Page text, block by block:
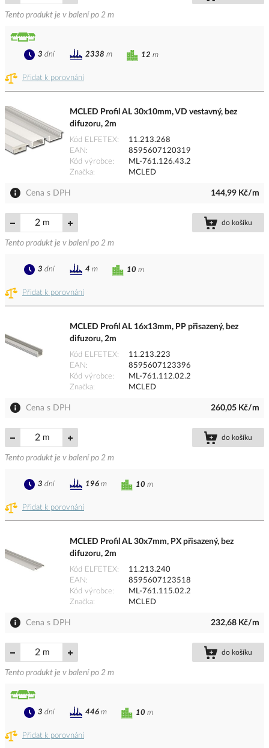
Tento produkt je v balení po 2 m
Přidat k porovnání
12 m
3 dní 2338 m
MCLED Profil AL 30x10mm, VD vestavný, bez
difuzoru, 2m
Kód ELFETEX
11.213.268
EAN
8595607120319
Kód výrobce
ML-761.126.43.2
Značka
MCLED
Cena s DPH 144,99 Kč/m
m do košíku
Tento produkt je v balení po 2 m
Přidat k porovnání
10 m
3 dní 4 m
MCLED Profil AL 16x13mm, PP přisazený, bez
difuzoru, 2m
Kód ELFETEX
11.213.223
EAN
8595607123396
Kód výrobce
ML-761.112.02.2
Značka
MCLED
Cena s DPH 260,05 Kč/m
m do košíku
Tento produkt je v balení po 2 m
Přidat k porovnání
10 m
3 dní 196 m
MCLED Profil AL 30x7mm, PX přisazený, bez
difuzoru, 2m
Kód ELFETEX
11.213.240
EAN
8595607123518
Kód výrobce
ML-761.115.02.2
Značka
MCLED
Cena s DPH 232,68 Kč/m
m do košíku
Tento produkt je v balení po 2 m
Přidat k porovnání
10 m
3 dní 446 m